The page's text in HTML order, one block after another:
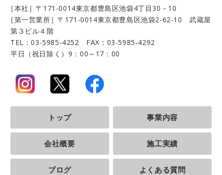
［本社］〒171-0014東京都豊島区池袋4丁目30－10
［第一営業所］〒171-0014東京都豊島区池袋2-62-10 武蔵屋
第３ビル４階
TEL：03-5985-4252 FAX：03-5985-4292
平日（祝日除く）9：00～17：00
トップ 事業内容
会社概要 施工実績
ブログ よくある質問